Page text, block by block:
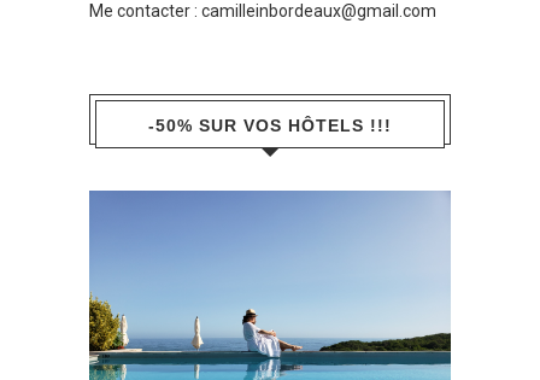
Me contacter : camilleinbordeaux@gmail.com
-50% SUR VOS HÔTELS !!!